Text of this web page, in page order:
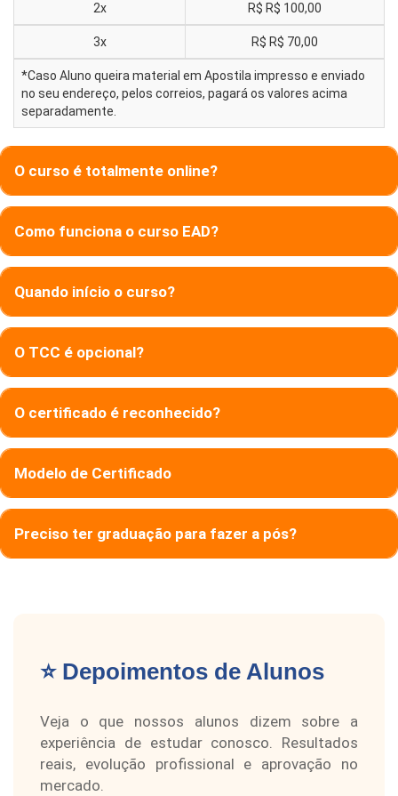
2x R$ R$ 100,00
3x R$ R$ 70,00
*Caso Aluno queira material em Apostila impresso e enviado
no seu endereço, pelos correios, pagará os valores acima
separadamente.
O curso é totalmente online?
Como funciona o curso EAD?
Quando início o curso?
O TCC é opcional?
O certificado é reconhecido?
Modelo de Certificado
Preciso ter graduação para fazer a pós?
⭐ Depoimentos de Alunos
Veja o que nossos alunos dizem sobre a
experiência de estudar conosco. Resultados
reais, evolução profissional e aprovação no
mercado.